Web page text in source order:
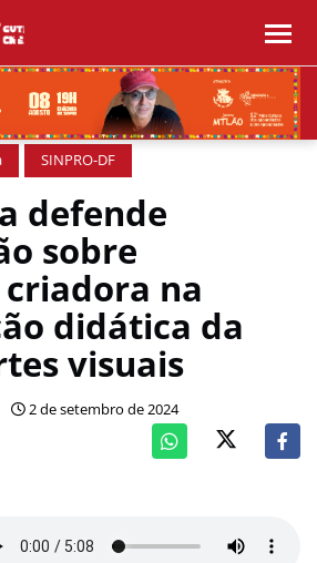
SINPRO-DF
defende
sobre
na
didática da
visuais
2 de setembro de 2024